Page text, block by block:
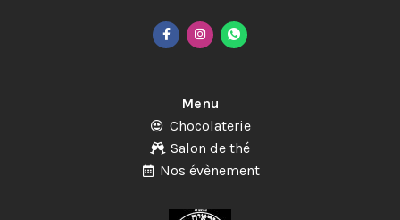
Menu
Chocolaterie
Salon de thé
Nos évènement